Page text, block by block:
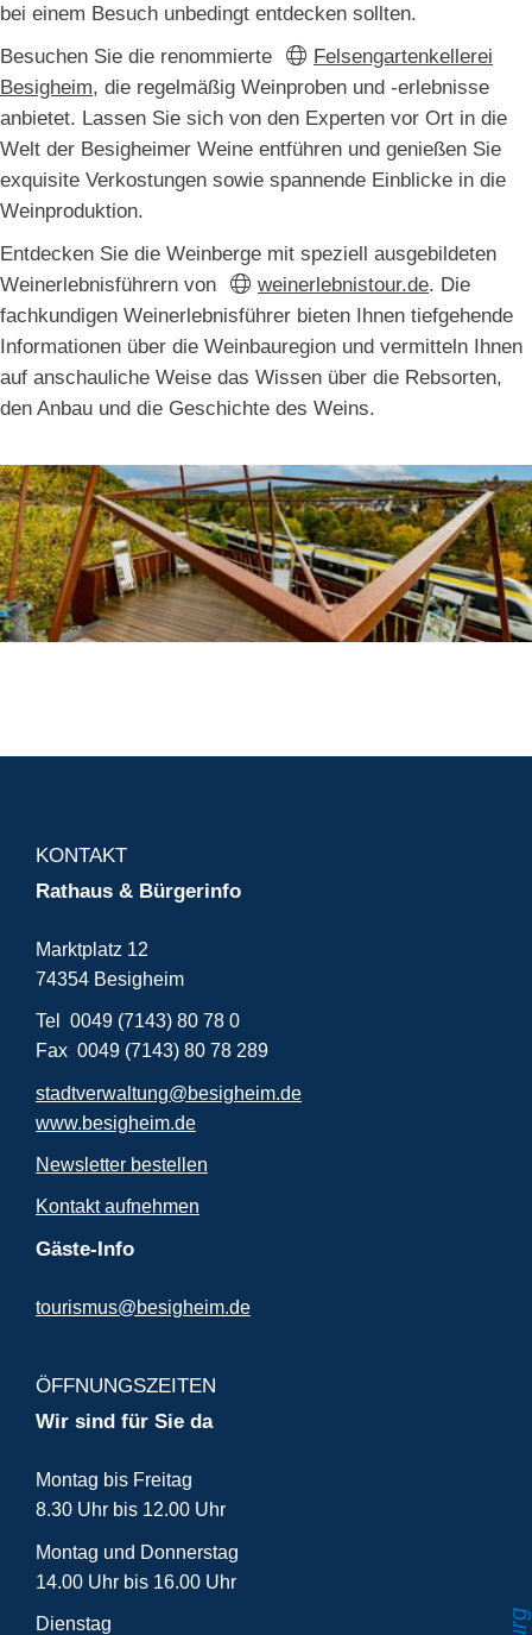
bei einem Besuch unbedingt entdecken sollten.
Besuchen Sie die renommierte
Felsengartenkellerei
Besigheim, die regelmäßig Weinproben und -erlebnisse
anbietet. Lassen Sie sich von den Experten vor Ort in die
Welt der Besigheimer Weine entführen und genießen Sie
exquisite Verkostungen sowie spannende Einblicke in die
Weinproduktion.
Entdecken Sie die Weinberge mit speziell ausgebildeten
Weinerlebnisführern von
weinerlebnistour.de. Die
fachkundigen Weinerlebnisführer bieten Ihnen tiefgehende
Informationen über die Weinbauregion und vermitteln Ihnen
auf anschauliche Weise das Wissen über die Rebsorten,
den Anbau und die Geschichte des Weins.
KONTAKT
Rathaus & Bürgerinfo
Marktplatz 12
74354 Besigheim
Tel 0049 (7143) 80 78 0
Fax 0049 (7143) 80 78 289
stadtverwaltung@besigheim.de
www.besigheim.de
Newsletter bestellen
Kontakt aufnehmen
Gäste-Info
tourismus@besigheim.de
ÖFFNUNGSZEITEN
Wir sind für Sie da
Montag bis Freitag
8.30 Uhr bis 12.00 Uhr
Montag und Donnerstag
14.00 Uhr bis 16.00 Uhr
Dienstag